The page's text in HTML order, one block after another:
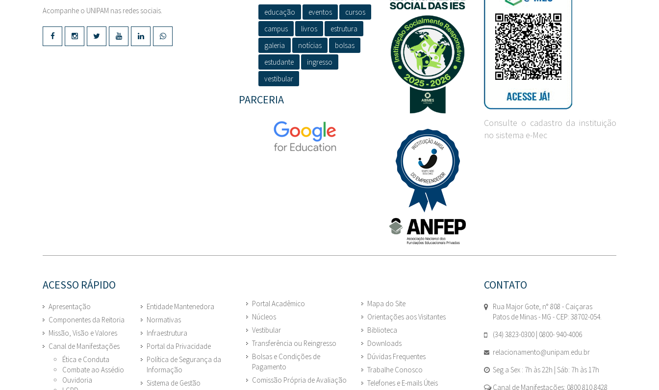
Acompanhe o UNIPAM nas redes sociais. educação eventos
cursos
campus
livros
estrutura
galeria
notícias
bolsas
estudante
ingresso
vestibular
PARCERIA
Consulte o cadastro da instituição
no sistema e-Mec
ACESSO RÁPIDO
Apresentação
Componentes da Reitoria
Missão, Visão e Valores
Canal de Manifestações
Ética e Conduta
Combate ao Assédio
Ouvidoria
Entidade Mantenedora
Normativas
Infraestrutura
Portal da Privacidade
Política de Segurança da
Informação
Sistema de Gestão
Portal Acadêmico
Núcleos
Vestibular
Transferência ou Reingresso
Bolsas e Condições de
Pagamento
Comissão Própria de Avaliação
Mapa do Site
Orientações aos Visitantes
Biblioteca
Downloads
Dúvidas Frequentes
Trabalhe Conosco
Telefones e E-mails Úteis
CONTATO
Rua Major Gote, n° 808 - Caiçaras
Patos de Minas - MG - CEP: 38702-054.
(34) 3823-0300 | 0800- 940-4006
relacionamento@unipam.edu.br
Seg a Sex : 7h às 22h | Sáb: 7h às 17h
Canal de Manifestações: 0800 810 8428